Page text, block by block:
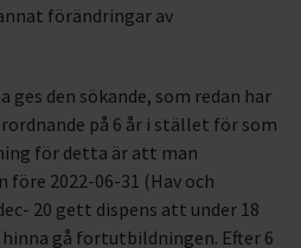
förändringar av
ges den sökande, som redan har
på 6 år i stället för som
för detta är att man
2022-06-31 (Hav och
20 gett dispens att under 18
gå fortutbildningen. Efter 6